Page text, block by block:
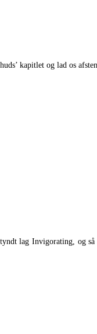
kapitlet og lad os
lag Invigorating, og